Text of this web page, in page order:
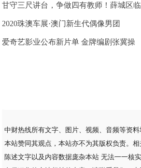
甘守三尺讲台，争做四有教师！薛城区临
2020珠澳车展·澳门新生代偶像男团
爱奇艺影业公布新片单 金牌编剧张冀操
中财热线所有文字、图片、视频、音频等资
本站赞同其观点，本站亦不为其版权负责。
陈述文字以及内容数据庞杂本站 无法一一核